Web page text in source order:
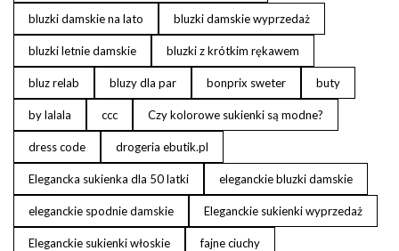
bluzki damskie na lato bluzki damskie wyprzedaż
bluzki letnie damskie bluzki z krótkim rękawem
bluz relab bluzy dla par bonprix sweter buty
by lalala ccc Czy kolorowe sukienki są modne?
dress code drogeria ebutik.pl
Elegancka sukienka dla 50 latki eleganckie bluzki damskie
eleganckie spodnie damskie Eleganckie sukienki wyprzedaż
Eleganckie sukienki włoskie fajne ciuchy